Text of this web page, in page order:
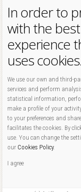
In order to
with the
experience
uses cookies.
We use our own and third-
services and perform
statistical information,
make a profile of your
to your preferences and
facilitates the cookies. By
use. You can change the
our Cookies Policy.
I agree